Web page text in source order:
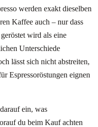
werden exakt dieselben
Kaffee auch – nur dass
wird als eine
Unterschiede
lässt sich nicht abstreiten,
Espressoröstungen eignen
ein, was
du beim Kauf achten